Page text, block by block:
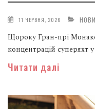
11 ЧЕРВНЯ, 2026
Щороку Гран-прі
концентрацій суперяхт
Читати далі